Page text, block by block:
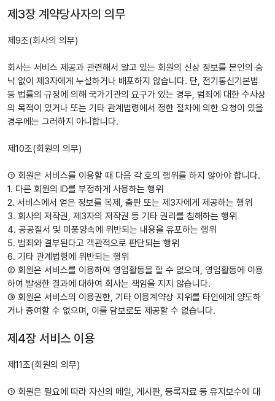
제3장 계약당사자의 의무
제9조(회사의 의무)
회사는 서비스 제공과 관련해서 알고 있는 회원의 신상 정보를 본인의 승
낙 없이 제3자에게 누설하거나 배포하지 않습니다. 단, 전기통신기본법
등 법률의 규정에 의해 국가기관의 요구가 있는 경우, 범죄에 대한 수사상
의 목적이 있거나 또는 기타 관계법령에서 정한 절차에 의한 요청이 있을
경우에는 그러하지 아니합니다.
제10조(회원의 의무)
① 회원은 서비스를 이용할 때 다음 각 호의 행위를 하지 않아야 합니다.
1. 다른 회원의 ID를 부정하게 사용하는 행위
2. 서비스에서 얻은 정보를 복제, 출판 또는 제3자에게 제공하는 행위
3. 회사의 저작권, 제3자의 저작권 등 기타 권리를 침해하는 행위
4. 공공질서 및 미풍양속에 위반되는 내용을 유포하는 행위
5. 범죄와 결부된다고 객관적으로 판단되는 행위
6. 기타 관계법령에 위반되는 행위
② 회원은 서비스를 이용하여 영업활동을 할 수 없으며, 영업활동에 이용
하여 발생한 결과에 대하여 회사는 책임을 지지 않습니다.
③ 회원은 서비스의 이용권한, 기타 이용계약상 지위를 타인에게 양도하
거나 증여할 수 없으며, 이를 담보로도 제공할 수 없습니다.
제4장 서비스 이용
제11조(회원의 의무)
① 회원은 필요에 따라 자신의 메일, 게시판, 등록자료 등 유지보수에 대